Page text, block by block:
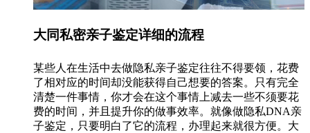
大同私密亲子鉴定详细的流程
某些人在生活中去做隐私亲子鉴定往往不得要领，花费
了相对应的时间却没能获得自己想要的答案。只有完全
清楚一件事情，你才会在这个事情上减去一些不须要花
费的时间，并且提升你的做事效率。就像做隐私DNA亲
子鉴定，只要明白了它的流程，办理起来就很方便。大